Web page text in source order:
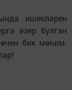
ишекләрен
әзер булган
бик мөһим.